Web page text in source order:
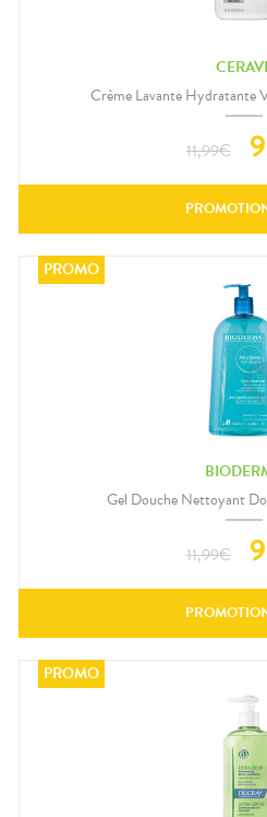
Crème Lavante Hydratante
11,99€ 9
Gel Douche Nettoyant
11,99€ 9